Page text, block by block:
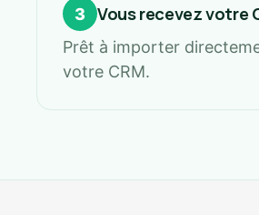
3 Vous recevez votre
Prêt à importer
votre CRM.